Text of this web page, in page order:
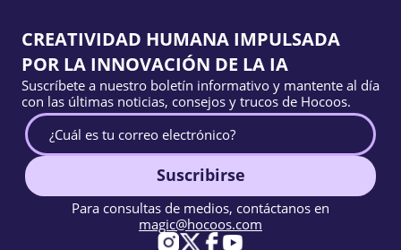
CREATIVIDAD HUMANA IMPULSADA
POR LA INNOVACIÓN DE LA IA
Suscríbete a nuestro boletín informativo y mantente al día
con las últimas noticias, consejos y trucos de Hocoos.
Suscribirse
Para consultas de medios, contáctanos en
magic@hocoos.com